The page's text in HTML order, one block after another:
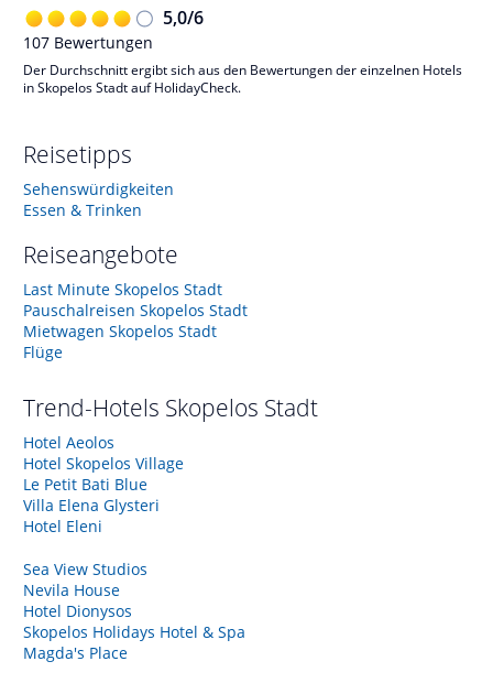
5,0/6
107 Bewertungen
Der Durchschnitt ergibt sich aus den Bewertungen der einzelnen Hotels
in Skopelos Stadt auf HolidayCheck.
Reisetipps
Sehenswürdigkeiten
Essen & Trinken
Reiseangebote
Last Minute Skopelos Stadt
Pauschalreisen Skopelos Stadt
Mietwagen Skopelos Stadt
Flüge
Trend-Hotels Skopelos Stadt
Hotel Aeolos
Hotel Skopelos Village
Le Petit Bati Blue
Villa Elena Glysteri
Hotel Eleni
Sea View Studios
Nevila House
Hotel Dionysos
Skopelos Holidays Hotel & Spa
Magda's Place